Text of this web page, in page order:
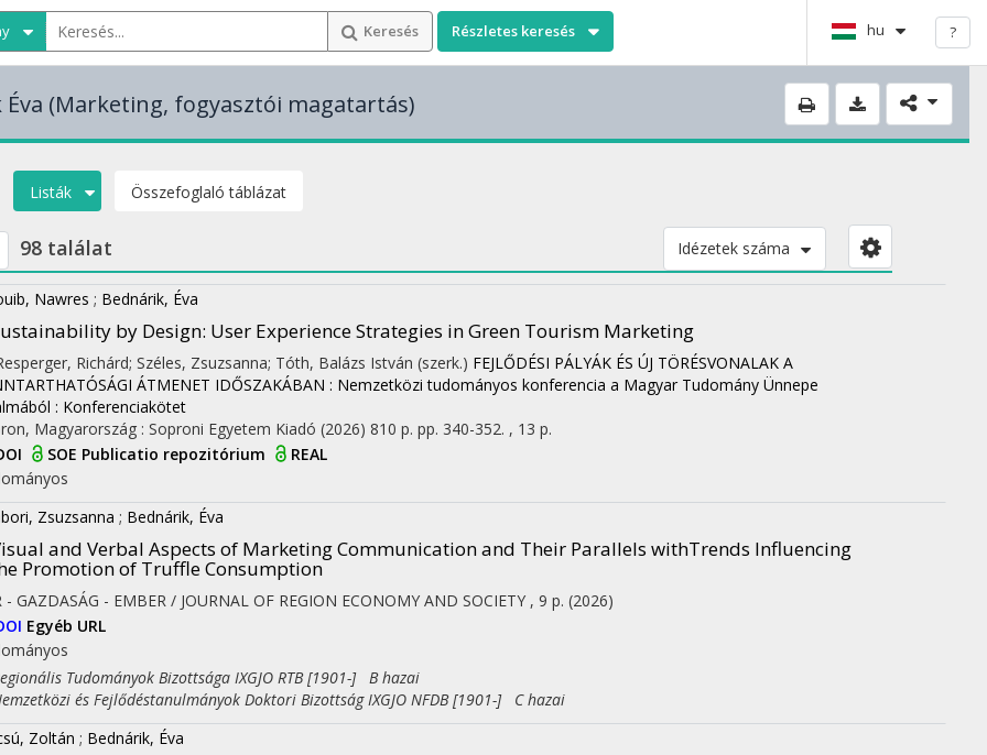
Keresés Részletes keresés hu ?
(Marketing, fogyasztói magatartás)
Listák Összefoglaló táblázat
98 találat Idézetek száma
Nawres ; Bednárik, Éva
by Design: User Experience Strategies in Green Tourism Marketing
Richárd; Széles, Zsuzsanna; Tóth, Balázs István (szerk.) FEJLŐDÉSI PÁLYÁK ÉS ÚJ TÖRÉSVONALAK A
ÁTMENET IDŐSZAKÁBAN : Nemzetközi tudományos konferencia a Magyar Tudomány Ünnepe
: Konferenciakötet
Magyarország : Soproni Egyetem Kiadó (2026) 810 p. pp. 340-352. , 13 p.
SOE Publicatio repozitórium
REAL
Zsuzsanna ; Bednárik, Éva
and Verbal Aspects of Marketing Communication and Their Parallels withTrends Influencing
Promotion of Truffle Consumption
- GAZDASÁG - EMBER / JOURNAL OF REGION ECONOMY AND SOCIETY , 9 p. (2026)
Egyéb URL
Tudományok Bizottsága IXGJO RTB [1901-] B hazai
és Fejlődéstanulmányok Doktori Bizottság IXGJO NFDB [1901-] C hazai
Zoltán ; Bednárik, Éva